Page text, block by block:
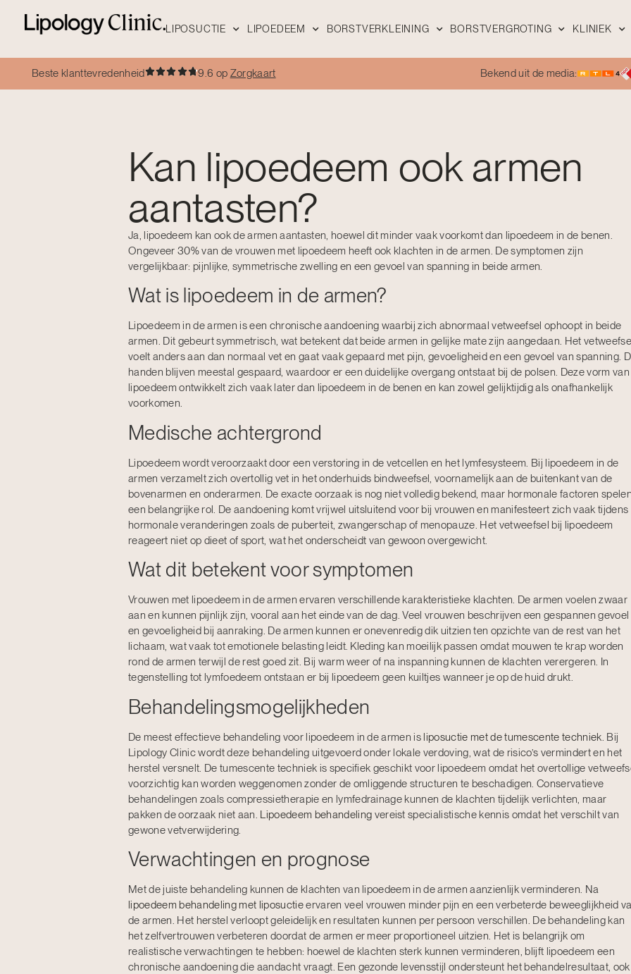
LIPOSUCTIE LIPOEDEEM BORSTVERKLEINING BORSTVERGROTING KLINIEK
Beste klanttevredenheid 9.6 op Zorgkaart Bekend uit de media:
Kan lipoedeem ook armen
aantasten?
Ja, lipoedeem kan ook de armen aantasten, hoewel dit minder vaak voorkomt dan lipoedeem in de benen.
Ongeveer 30% van de vrouwen met lipoedeem heeft ook klachten in de armen. De symptomen zijn
vergelijkbaar: pijnlijke, symmetrische zwelling en een gevoel van spanning in beide armen.
Wat is lipoedeem in de armen?
Lipoedeem in de armen is een chronische aandoening waarbij zich abnormaal vetweefsel ophoopt in beide
armen. Dit gebeurt symmetrisch, wat betekent dat beide armen in gelijke mate zijn aangedaan. Het
voelt anders aan dan normaal vet en gaat vaak gepaard met pijn, gevoeligheid en een gevoel van spanning.
handen blijven meestal gespaard, waardoor er een duidelijke overgang ontstaat bij de polsen. Deze vorm van
lipoedeem ontwikkelt zich vaak later dan lipoedeem in de benen en kan zowel gelijktijdig als onafhankelijk
voorkomen.
Medische achtergrond
Lipoedeem wordt veroorzaakt door een verstoring in de vetcellen en het lymfesysteem. Bij lipoedeem in de
armen verzamelt zich overtollig vet in het onderhuids bindweefsel, voornamelijk aan de buitenkant van de
bovenarmen en onderarmen. De exacte oorzaak is nog niet volledig bekend, maar hormonale factoren
een belangrijke rol. De aandoening komt vrijwel uitsluitend voor bij vrouwen en manifesteert zich vaak tijdens
hormonale veranderingen zoals de puberteit, zwangerschap of menopauze. Het vetweefsel bij lipoedeem
reageert niet op dieet of sport, wat het onderscheidt van gewoon overgewicht.
Wat dit betekent voor symptomen
Vrouwen met lipoedeem in de armen ervaren verschillende karakteristieke klachten. De armen voelen zwaar
aan en kunnen pijnlijk zijn, vooral aan het einde van de dag. Veel vrouwen beschrijven een gespannen gevoel
en gevoeligheid bij aanraking. De armen kunnen er onevenredig dik uitzien ten opzichte van de rest van het
lichaam, wat vaak tot emotionele belasting leidt. Kleding kan moeilijk passen omdat mouwen te krap worden
rond de armen terwijl de rest goed zit. Bij warm weer of na inspanning kunnen de klachten verergeren. In
tegenstelling tot lymfoedeem ontstaan er bij lipoedeem geen kuiltjes wanneer je op de huid drukt.
Behandelingsmogelijkheden
De meest effectieve behandeling voor lipoedeem in de armen is liposuctie met de tumescente techniek . Bij
Lipology Clinic wordt deze behandeling uitgevoerd onder lokale verdoving, wat de risico’s vermindert en het
herstel versnelt. De tumescente techniek is specifiek geschikt voor lipoedeem omdat het overtollige
voorzichtig kan worden weggenomen zonder de omliggende structuren te beschadigen. Conservatieve
behandelingen zoals compressietherapie en lymfedrainage kunnen de klachten tijdelijk verlichten, maar
pakken de oorzaak niet aan. Lipoedeem behandeling vereist specialistische kennis omdat het verschilt van
gewone vetverwijdering.
Verwachtingen en prognose
Met de juiste behandeling kunnen de klachten van lipoedeem in de armen aanzienlijk verminderen. Na
lipoedeem behandeling met liposuctieervaren veel vrouwen minder pijn en een verbeterde beweeglijkheid
de armen. Het herstel verloopt geleidelijk en resultaten kunnen per persoon verschillen. De behandeling kan
het zelfvertrouwen verbeteren doordat de armen er meer proportioneel uitzien. Het is belangrijk om
realistische verwachtingen te hebben: hoewel de klachten sterk kunnen verminderen, blijft lipoedeem een
chronische aandoening die aandacht vraagt. Een gezonde levensstijl ondersteunt het behandelresultaat, ook